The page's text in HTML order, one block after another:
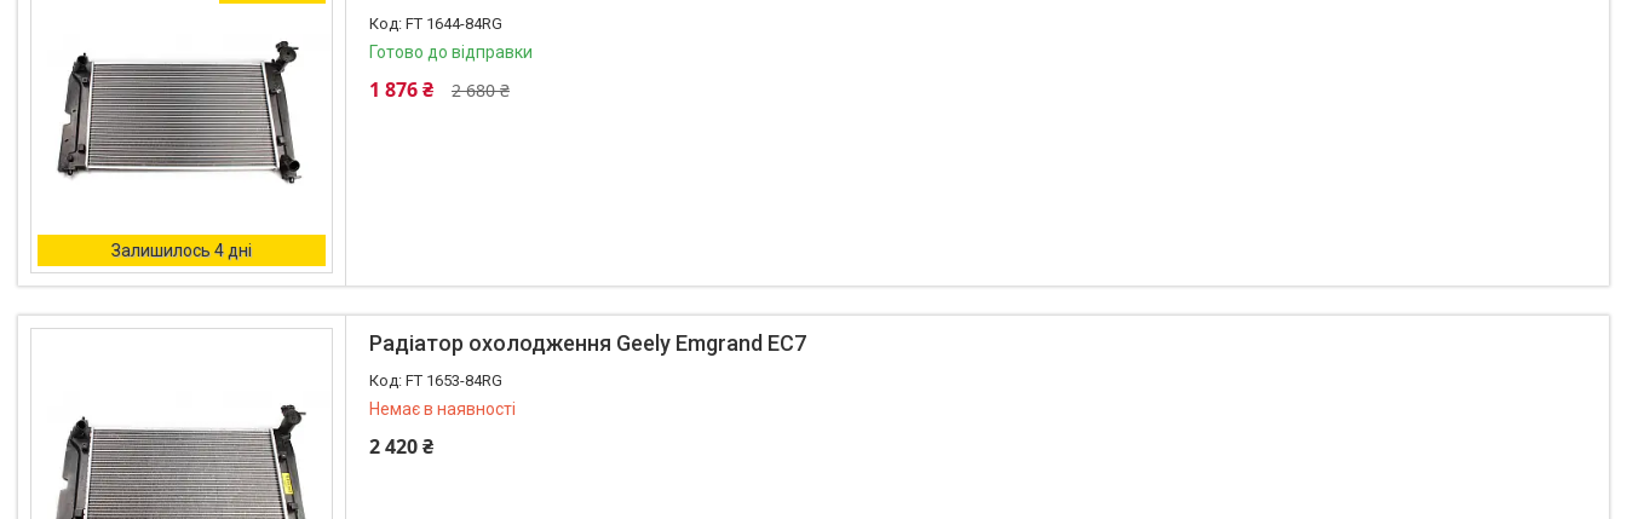
Залишилось 4 дні
FT 1644-84RG
Готово до відправки
2 680 ₴
1 876 ₴
Радіатор охолодження Geely Emgrand EC7
FT 1653-84RG
Немає в наявності
2 420 ₴